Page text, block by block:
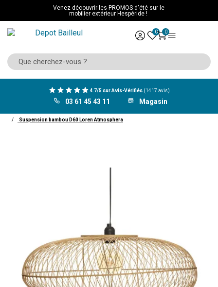
Venez découvrir les PROMOS d'été sur le
mobilier extérieur Hespéride !
0 0
4.7/5 sur Avis-Vérifiés (1417 avis)
03 61 45 43 11 Magasin
Suspension bambou D60 Loren Atmosphera